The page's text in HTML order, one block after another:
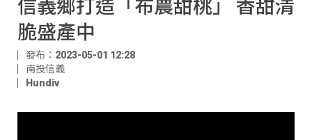
脆盛產中
發布：2023-05-01 12:28
南投信義
Hundiv